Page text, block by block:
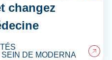
changez
DE MODERNA